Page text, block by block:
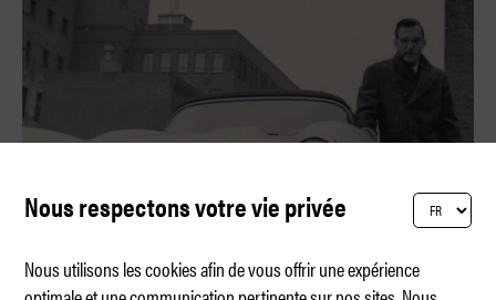
Nous respectons votre vie privée
Nous utilisons les cookies afin de vous offrir une expérience